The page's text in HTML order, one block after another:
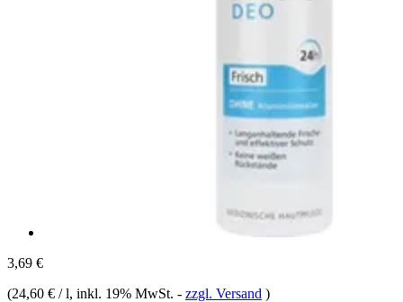
3,69 €
(24,60 € / l, inkl. 19% MwSt. - zzgl. Versand )